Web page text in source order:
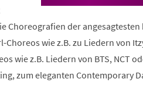
Choreografien der angesagtesten
wie z.B. zu Liedern von
wie z.B. Liedern von BTS, NCT
zum eleganten Contemporary